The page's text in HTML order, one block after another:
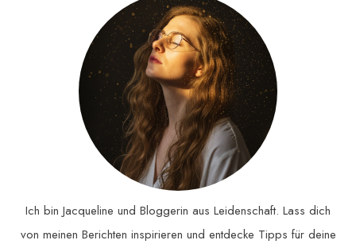
Ich bin Jacqueline und Bloggerin aus Leidenschaft. Lass dich
von meinen Berichten inspirieren und entdecke Tipps für deine